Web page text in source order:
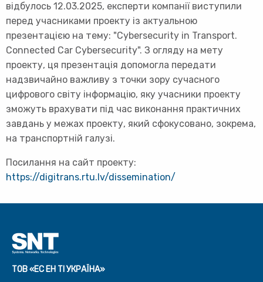
відбулось 12.03.2025, експерти компанії виступили
перед учасниками проекту із актуальною
презентацією на тему: "Cybersecurity in Transport.
Connected Car Cybersecurity". З огляду на мету
проекту, ця презентація допомогла передати
надзвичайно важливу з точки зору сучасного
цифрового світу інформацію, яку учасники проекту
зможуть врахувати під час виконання практичних
завдань у межах проекту, який сфокусовано, зокрема,
на транспортній галузі.
Посилання на сайт проекту:
https://digitrans.rtu.lv/dissemination/
ТОВ «ЕС ЕН ТІ УКРАЇНА»